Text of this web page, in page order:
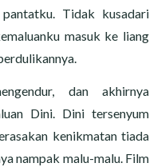
Tidak kusadari
masuk ke liang
dan akhirnya
Dini. Dini tersenyum
kenikmatan tiada
nampak malu-malu. Film